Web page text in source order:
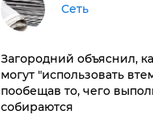
Сеть
Загородний объяснил,
могут "использовать
пообещав то, чего
собираются